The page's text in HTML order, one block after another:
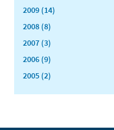
2009 (14)
2008 (8)
2007 (3)
2006 (9)
2005 (2)